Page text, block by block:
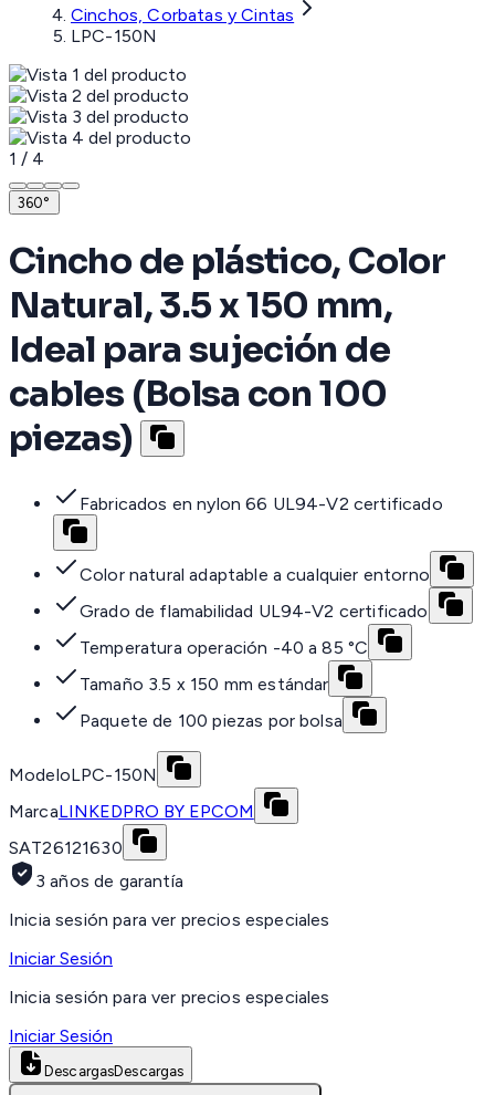
Cinchos, Corbatas y Cintas
LPC-150N
1 / 4
360°
Cincho de plástico, Color
Natural, 3.5 x 150 mm,
Ideal para sujeción de
cables (Bolsa con 100
piezas)
Fabricados en nylon 66 UL94-V2 certificado
Color natural adaptable a cualquier entorno
Grado de flamabilidad UL94-V2 certificado
Temperatura operación -40 a 85 °C
Tamaño 3.5 x 150 mm estándar
Paquete de 100 piezas por bolsa
ModeloLPC-150N
MarcaLINKEDPRO BY EPCOM
SAT26121630
3 años de garantía
Inicia sesión para ver precios especiales
Iniciar Sesión
Inicia sesión para ver precios especiales
Iniciar Sesión
DescargasDescargas